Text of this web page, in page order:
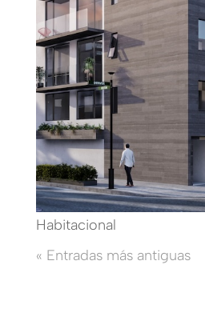
Habitacional
« Entradas más antiguas